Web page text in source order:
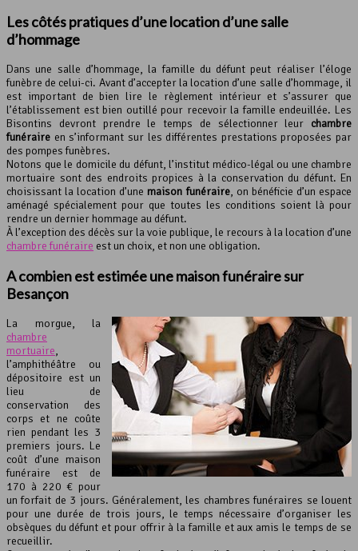
Les côtés pratiques d’une location d’unesalle
d’hommage
Dans une salle d’hommage, la famille du défunt peut réaliser l’éloge
funèbre de celui-ci. Avant d’accepter la location d’une salle d’hommage, il
est important de bien lire le règlement intérieur et s’assurer que
l’établissement est bien outillé pour recevoir la famille endeuillée. Les
Bisontins devront prendre le temps de sélectionner leur chambre
funéraire en s’informant sur les différentes prestations proposées par
des pompes funèbres.
Notons que le domicile du défunt, l’institut médico-légal ou une chambre
mortuaire sont des endroits propices à la conservation du défunt. En
choisissant la location d’une maison funéraire, on bénéficie d’un espace
aménagé spécialement pour que toutes les conditions soient là pour
rendre un dernier hommage au défunt.
À l’exception des décès sur la voie publique, le recours à la location d’une
chambre funéraire est un choix, et non une obligation.
A combien est estimée une maison funéraire sur
Besançon
La morgue, la
chambre
mortuaire,
l’amphithéâtre ou
dépositoire est un
lieu de
conservation des
corps et ne coûte
rien pendant les 3
premiers jours. Le
coût d’une maison
funéraire est de
170 à 220 € pour
un forfait de 3 jours. Généralement, les chambres funéraires se louent
pour une durée de trois jours, le temps nécessaire d’organiser les
obsèques du défunt et pour offrir à la famille et aux amis le temps de se
recueillir.